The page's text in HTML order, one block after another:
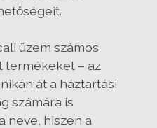
üzem számos
termékeket – az
át a háztartási
számára is
neve, hiszen a